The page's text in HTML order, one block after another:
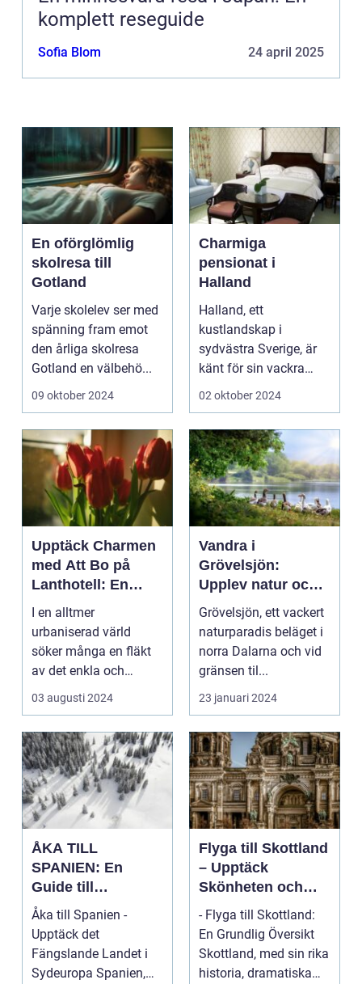
komplett reseguide
Sofia Blom 24 april 2025
En oförglömlig
skolresa till
Gotland
Varje skolelev ser med
spänning fram emot
den årliga skolresa
Gotland en välbehö...
09 oktober 2024
Charmiga
pensionat i
Halland
Halland, ett
kustlandskap i
sydvästra Sverige, är
känt för sin vackra
natur, långa
02 oktober 2024
Upptäck Charmen
med Att Bo på
Lanthotell: En
Unik Upplevelse
på Smålandstorpet
I en alltmer
urbaniserad värld
söker många en fläkt
av det enkla och
naturn&aum...
03 augusti 2024
Vandra i
Grövelsjön:
Upplev natur och
fjällvandring på
toppnivå
Grövelsjön, ett vackert
naturparadis beläget i
norra Dalarna och vid
gränsen til...
23 januari 2024
ÅKA TILL
SPANIEN: En
Guide till
Spännande
Resmål och
Resetyper
Åka till Spanien -
Upptäck det
Fängslande Landet i
Sydeuropa Spanien,
Flyga till Skottland
– Upptäck
Skönheten och
Charmen i Detta
Fascinerande
Land
- Flyga till Skottland:
En Grundlig Översikt
Skottland, med sin rika
historia, dramatiska